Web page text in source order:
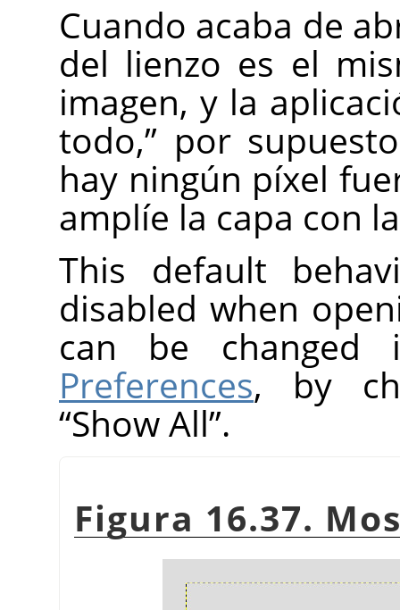
Cuando acaba de
del lienzo es el
imagen, y la
todo,” por
hay ningún píxel
amplíe la capa con
This default
disabled when
can be
Preferences, by
“Show All”.
Figura 16.37.